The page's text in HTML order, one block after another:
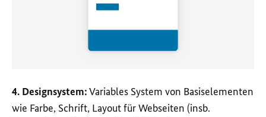
4. Designsystem:Variables System von Basiselementen
wie Farbe, Schrift, Layout für Webseiten (insb.